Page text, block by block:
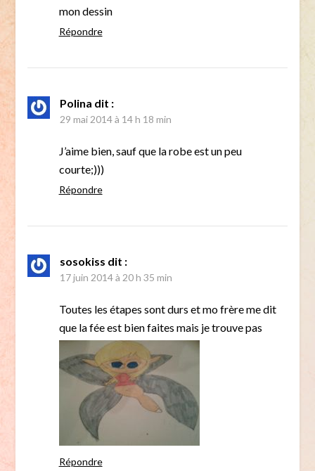
mon dessin
Répondre
Polina dit :
29 mai 2014 à 14 h 18 min
J’aime bien, sauf que la robe est un peu
courte;)))
Répondre
sosokiss dit :
17 juin 2014 à 20 h 35 min
Toutes les étapes sont durs et mo frère me dit
que la fée est bien faites mais je trouve pas
Répondre